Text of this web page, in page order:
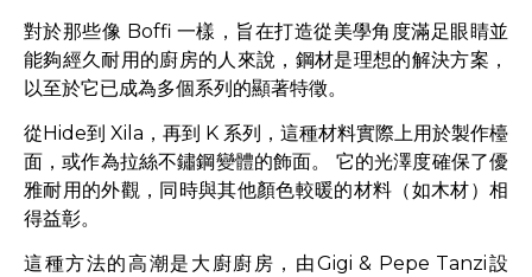
對於那些像 Boffi 一樣，旨在打造從美學角度滿足眼睛並
能夠經久耐用的廚房的人來說，鋼材是理想的解決方案，
以至於它已成為多個系列的顯著特徵。
從Hide到 Xila，再到 K 系列，這種材料實際上用於製作檯
面，或作為拉絲不鏽鋼變體的飾面。 它的光澤度確保了優
雅耐用的外觀，同時與其他顏色較暖的材料（如木材）相
得益彰。
這種方法的高潮是大廚廚房，由Gigi & Pepe Tanzi設